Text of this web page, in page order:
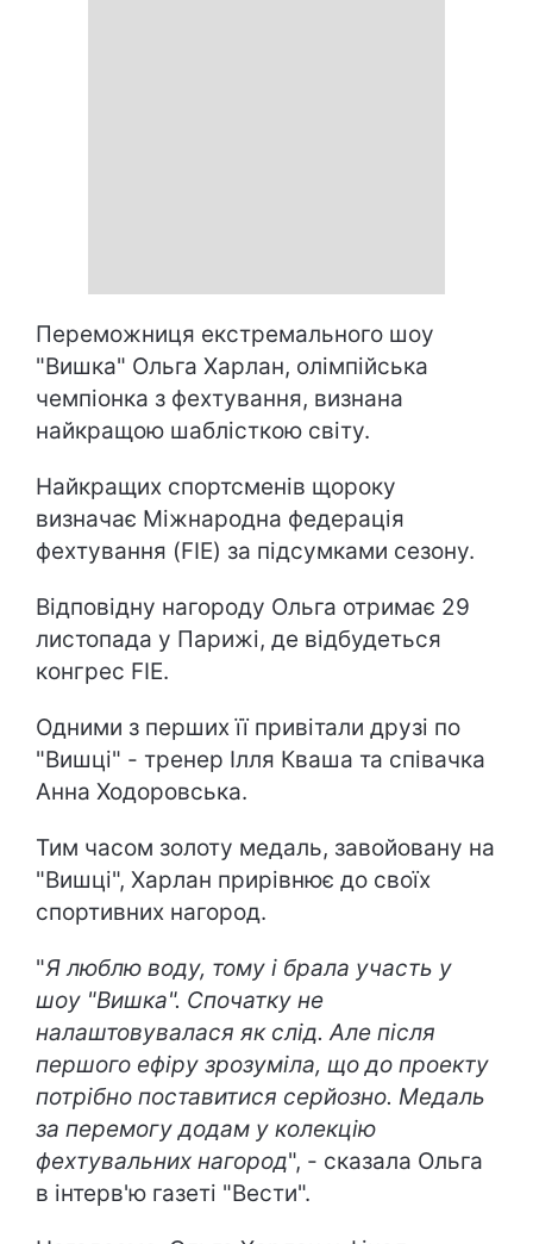
Переможниця екстремального шоу
"Вишка" Ольга Харлан, олімпійська
чемпіонка з фехтування, визнана
найкращою шаблісткою світу.
Найкращих спортсменів щороку
визначає Міжнародна федерація
фехтування (FIE) за підсумками сезону.
Відповідну нагороду Ольга отримає 29
листопада у Парижі, де відбудеться
конгрес FIE.
Одними з перших її привітали друзі по
"Вишці" - тренер Ілля Кваша та співачка
Анна Ходоровська.
Тим часом золоту медаль, завойовану на
"Вишці", Харлан прирівнює до своїх
спортивних нагород.
"Я люблю воду, тому і брала участь у
шоу "Вишка". Спочатку не
налаштовувалася як слід. Але після
першого ефіру зрозуміла, що до проекту
потрібно поставитися серйозно. Медаль
за перемогу додам у колекцію
фехтувальних нагород", - сказала Ольга
в інтерв'ю газеті "Вести".